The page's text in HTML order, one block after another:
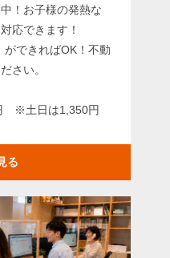
！お子様の発熱な
応できます！
ができればOK！不動
さい。
※土日は1,350円
る